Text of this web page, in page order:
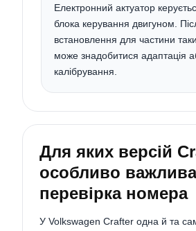
Електронний актуатор
блока керування двигуном.
встановлення для частини
може знадобитися адаптація
калібрування.
Для яких версій
особливо важлива
перевірка номера
У Volkswagen Crafter одна й та